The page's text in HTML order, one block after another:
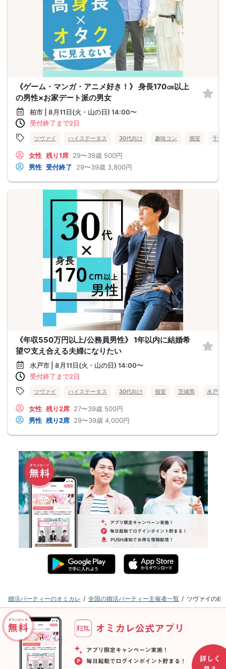
《ゲーム・マンガ・アニメ好き！》 身長170㎝以上
の男性×お家デート派の男女
柏市 | 8月11日(火・山の日) 14:00〜
受付終了まで2日
ツヴァイ ハイステータス 30代向け 趣味コン 個室 千葉
女性 残り1席 29〜39歳 500円
男性 受付終了 29〜39歳 3,800円
《年収550万円以上/公務員男性》 1年以内に結婚希
望♡支え合える夫婦になりたい
水戸市 | 8月11日(火・山の日) 14:00〜
受付終了まで2日
ツヴァイ ハイステータス 30代向け 個室 茨城県 水戸市
女性 残り2席 27〜39歳 500円
男性 残り2席 29〜39歳 4,000円
婚活パーティーのオミカレ 全国の婚活パーティー主催者一覧 ツヴァイの婚